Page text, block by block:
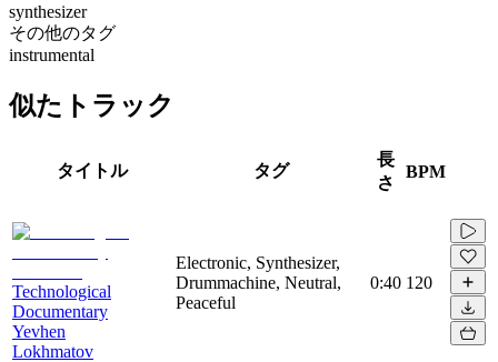
synthesizer
その他のタグ
instrumental
似たトラック
タイトル タグ
長
さ
BPM
Technological
Documentary
Yevhen
Lokhmatov
Electronic, Synthesizer,
Drummachine, Neutral,
Peaceful
0:40 120